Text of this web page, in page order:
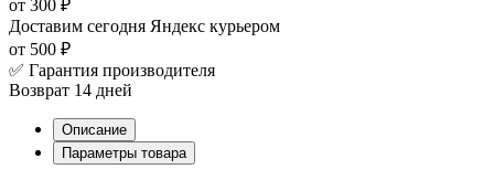
от 300 ₽
Доставим сегодня Яндекс курьером
от 500 ₽
✅ Гарантия производителя
Возврат 14 дней
Описание
Параметры товара